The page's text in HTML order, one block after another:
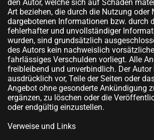
den Autor, welche sich auf Schäden
Art beziehen, die durch die Nutzung oder
dargebotenen Informationen bzw. durch
fehlerhafter und unvollständiger
wurden, sind grundsätzlich
des Autors kein nachweislich
fahrlässiges Verschulden vorliegt. Alle
freibleibend und unverbindlich. Der Autor
ausdrücklich vor, Teile der Seiten oder
Angebot ohne gesonderte Ankündigung
ergänzen, zu löschen oder die
oder endgültig einzustellen.
Verweise und Links